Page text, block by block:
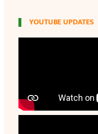
YOUTUBE UPDATES